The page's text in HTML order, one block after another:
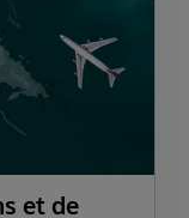
et de